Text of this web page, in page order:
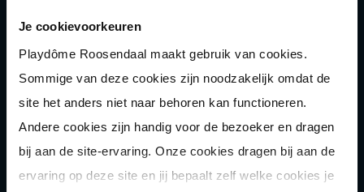
Je cookievoorkeuren
Playdôme Roosendaal maakt gebruik van cookies.
Sommige van deze cookies zijn noodzakelijk omdat de
site het anders niet naar behoren kan functioneren.
Andere cookies zijn handig voor de bezoeker en dragen
bij aan de site-ervaring. Onze cookies dragen bij aan de
ervaring op deze site en jij bepaalt zelf welke cookies je
Is karten geschikt voor grote groepen
die samen iets leuks willen doen?
Wat maakt karten een geschikt